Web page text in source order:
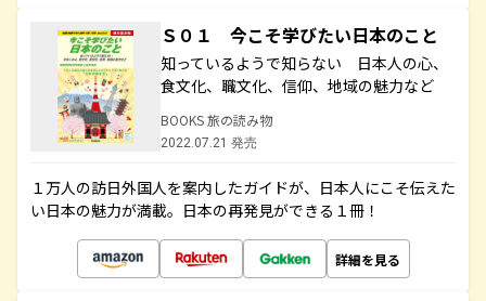
Ｓ０１ 今こそ学びたい日本のこと
知っているようで知らない 日本人の心、
食文化、職文化、信仰、地域の魅力など
BOOKS 旅の読み物
2022.07.21 発売
１万人の訪日外国人を案内したガイドが、日本人にこそ伝えた
い日本の魅力が満載。日本の再発見ができる１冊！
詳細を見る